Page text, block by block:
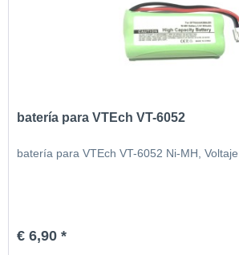
batería para VTEch VT-6052
batería para VTEch VT-6052 Ni-MH,
€ 6,90 *